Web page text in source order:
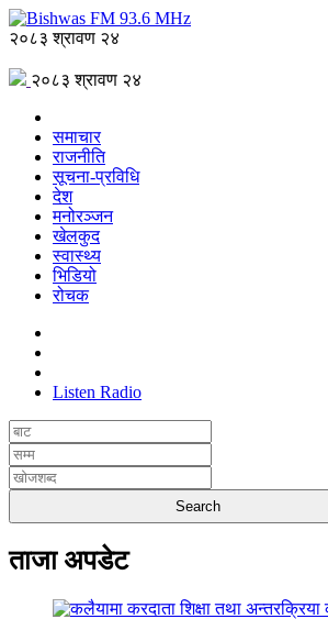
२०८३ श्रावण २४
२०८३ श्रावण २४
समाचार
राजनीति
सूचना-प्रविधि
देश
मनोरञ्जन
खेलकुद
स्वास्थ्य
भिडियो
रोचक
Listen Radio
ताजा अपडेट